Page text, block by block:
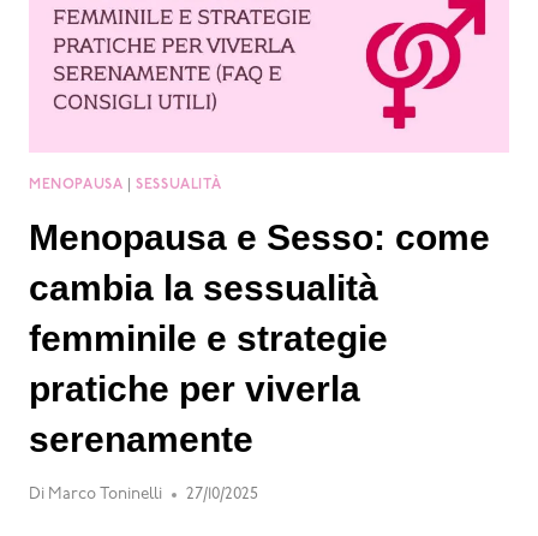
MENOPAUSA |SESSUALITÀ
Menopausa e Sesso: come
cambia la sessualità
femminile e strategie
pratiche per viverla
serenamente
Di Marco Toninelli 27/10/2025